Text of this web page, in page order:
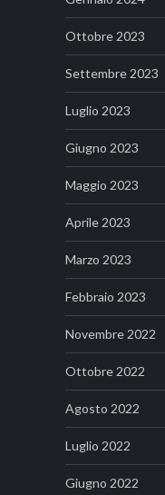
Ottobre 2023
Settembre 2023
Luglio 2023
Giugno 2023
Maggio 2023
Aprile 2023
Marzo 2023
Febbraio 2023
Novembre 2022
Ottobre 2022
Agosto 2022
Luglio 2022
Giugno 2022